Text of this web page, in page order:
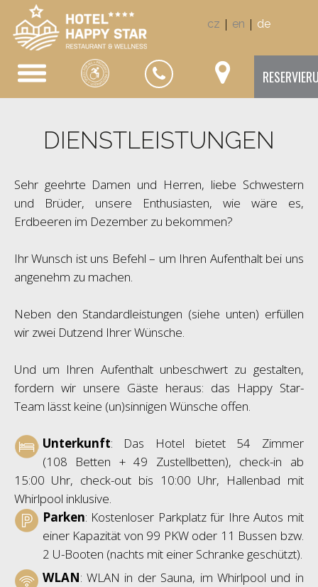
cz | en | de
DIENSTLEISTUNGEN
Sehr geehrte Damen und Herren, liebe Schwestern
und Brüder, unsere Enthusiasten, wie wäre es,
Erdbeeren im Dezember zu bekommen?
Ihr Wunsch ist uns Befehl – um Ihren Aufenthalt bei uns
angenehm zu machen.
Neben den Standardleistungen (siehe unten) erfüllen
wir zwei Dutzend Ihrer Wünsche.
Und um Ihren Aufenthalt unbeschwert zu gestalten,
fordern wir unsere Gäste heraus: das Happy Star-
Team lässt keine (un)sinnigen Wünsche offen.
Unterkunft: Das Hotel bietet 54 Zimmer
(108 Betten + 49 Zustellbetten), check-in ab
15:00 Uhr, check-out bis 10:00 Uhr, Hallenbad mit
Whirlpool inklusive.
Parken: Kostenloser Parkplatz für Ihre Autos mit
einer Kapazität von 99 PKW oder 11 Bussen bzw.
2 U-Booten (nachts mit einer Schranke geschützt).
WLAN: WLAN in der Sauna, im Whirlpool und in